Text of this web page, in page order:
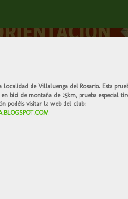
de Villaluenga del Rosario. Esta
bici de montaña de 25km, prueba especial
podéis visitar la web del club: